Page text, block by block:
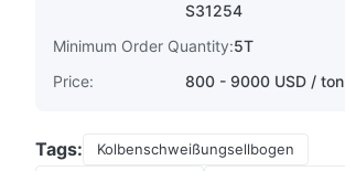
S31254
Minimum Order Quantity:5T
Price:
800 - 9000 USD / ton
Tags:
Kolbenschweißungsellbogen